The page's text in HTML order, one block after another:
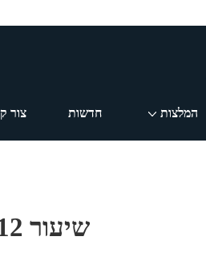
המלצות חדשות צור
שיעור 12- מרתון סיכום חלק 1